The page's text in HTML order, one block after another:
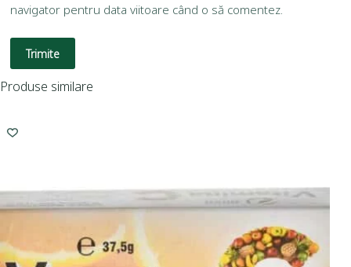
navigator pentru data viitoare când o să comentez.
Trimite
Produse similare